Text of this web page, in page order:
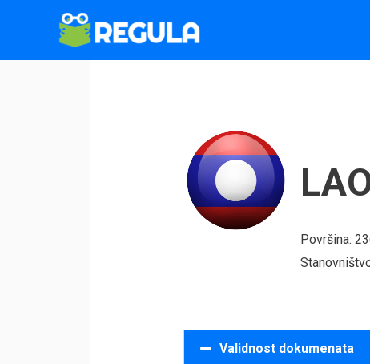
садржај
Površina:
Validnost dokumenata